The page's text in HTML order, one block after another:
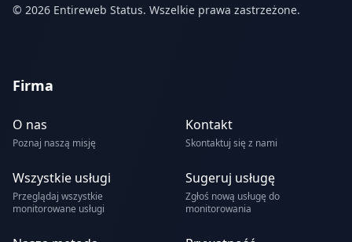
© 2026 Entireweb Status. Wszelkie prawa zastrzeżone.
Firma
O nas
Poznaj naszą misję
Kontakt
Skontaktuj się z nami
Wszystkie usługi
Przeglądaj wszystkie
monitorowane usługi
Sugeruj usługę
Zgłoś nową usługę do
monitorowania